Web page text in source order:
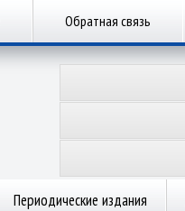
Обратная связь
Периодические издания